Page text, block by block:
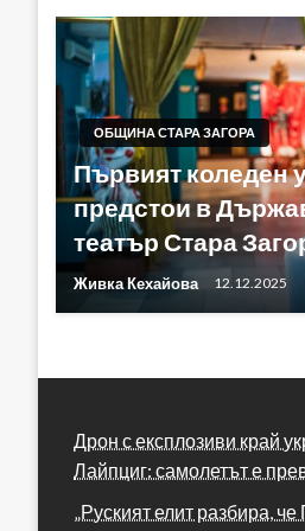
ОБЩИНА СТАРА ЗАГОРА
Първият коледен
предстои в
театър Стара
Живка Кехайова 12.12.2025
Дрон с експлозиви край
Лайпциг: самолетът е
„Руският елит разбира,